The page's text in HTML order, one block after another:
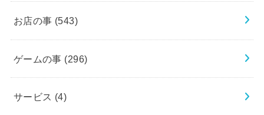
お店の事 (543)
ゲームの事 (296)
サービス (4)